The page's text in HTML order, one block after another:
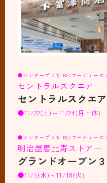
●センタープラザ B2/フーディーズ
セントラルスクエア
セントラルスクエ
●11/22(土)～11/24(月・休)
●センタープラザ B2/フーディーズ
明治屋恵比寿ストアー
グランドオープン
●11/5(水)～11/18(火)